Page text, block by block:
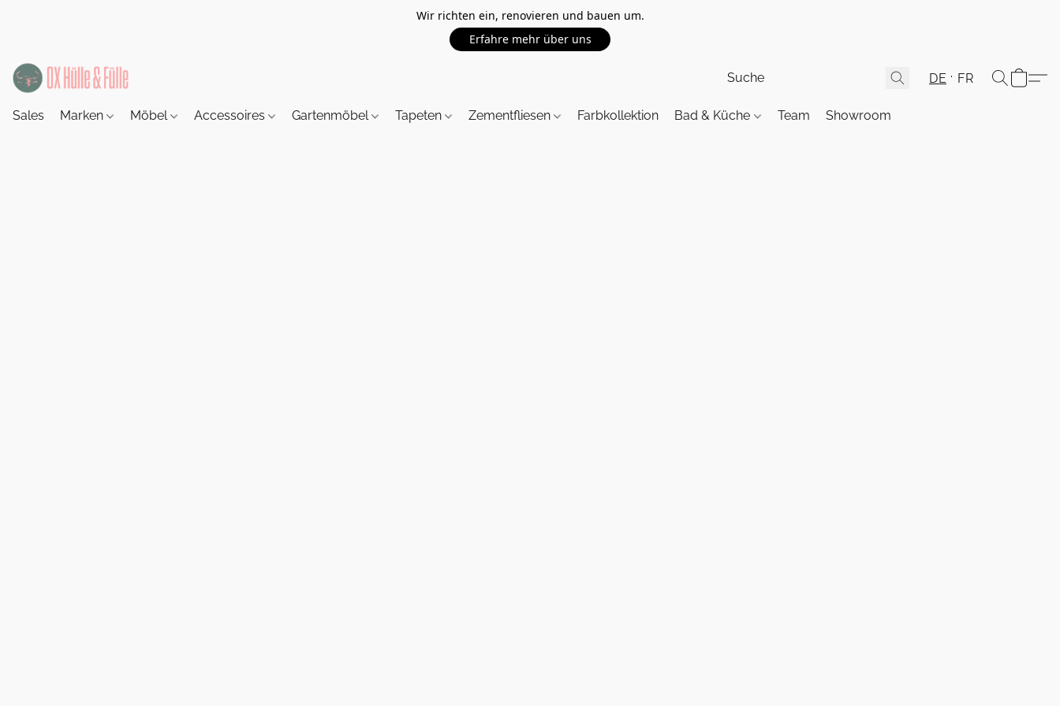
Wir richten ein, renovieren und bauen um.
Erfahre mehr über uns
DE FR
Sales Marken Möbel Accessoires Gartenmöbel Tapeten Zementfliesen Farbkollektion Bad & Küche Team Showroom